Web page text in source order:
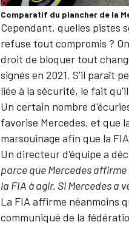
AUTRES CHAMPIONNATS
Comparatif du plancher de la
Cependant, quelles pistes
refuse tout compromis ?
droit de bloquer tout
signés en 2021. S'il paraît
liée à la sécurité, le fait
Un certain nombre
favorise Mercedes, et que
marsouinage afin que la
Un directeur d'équipe a
parce que Mercedes
la FIA à agir. Si Mercedes
La FIA affirme néanmoins
communiqué de la